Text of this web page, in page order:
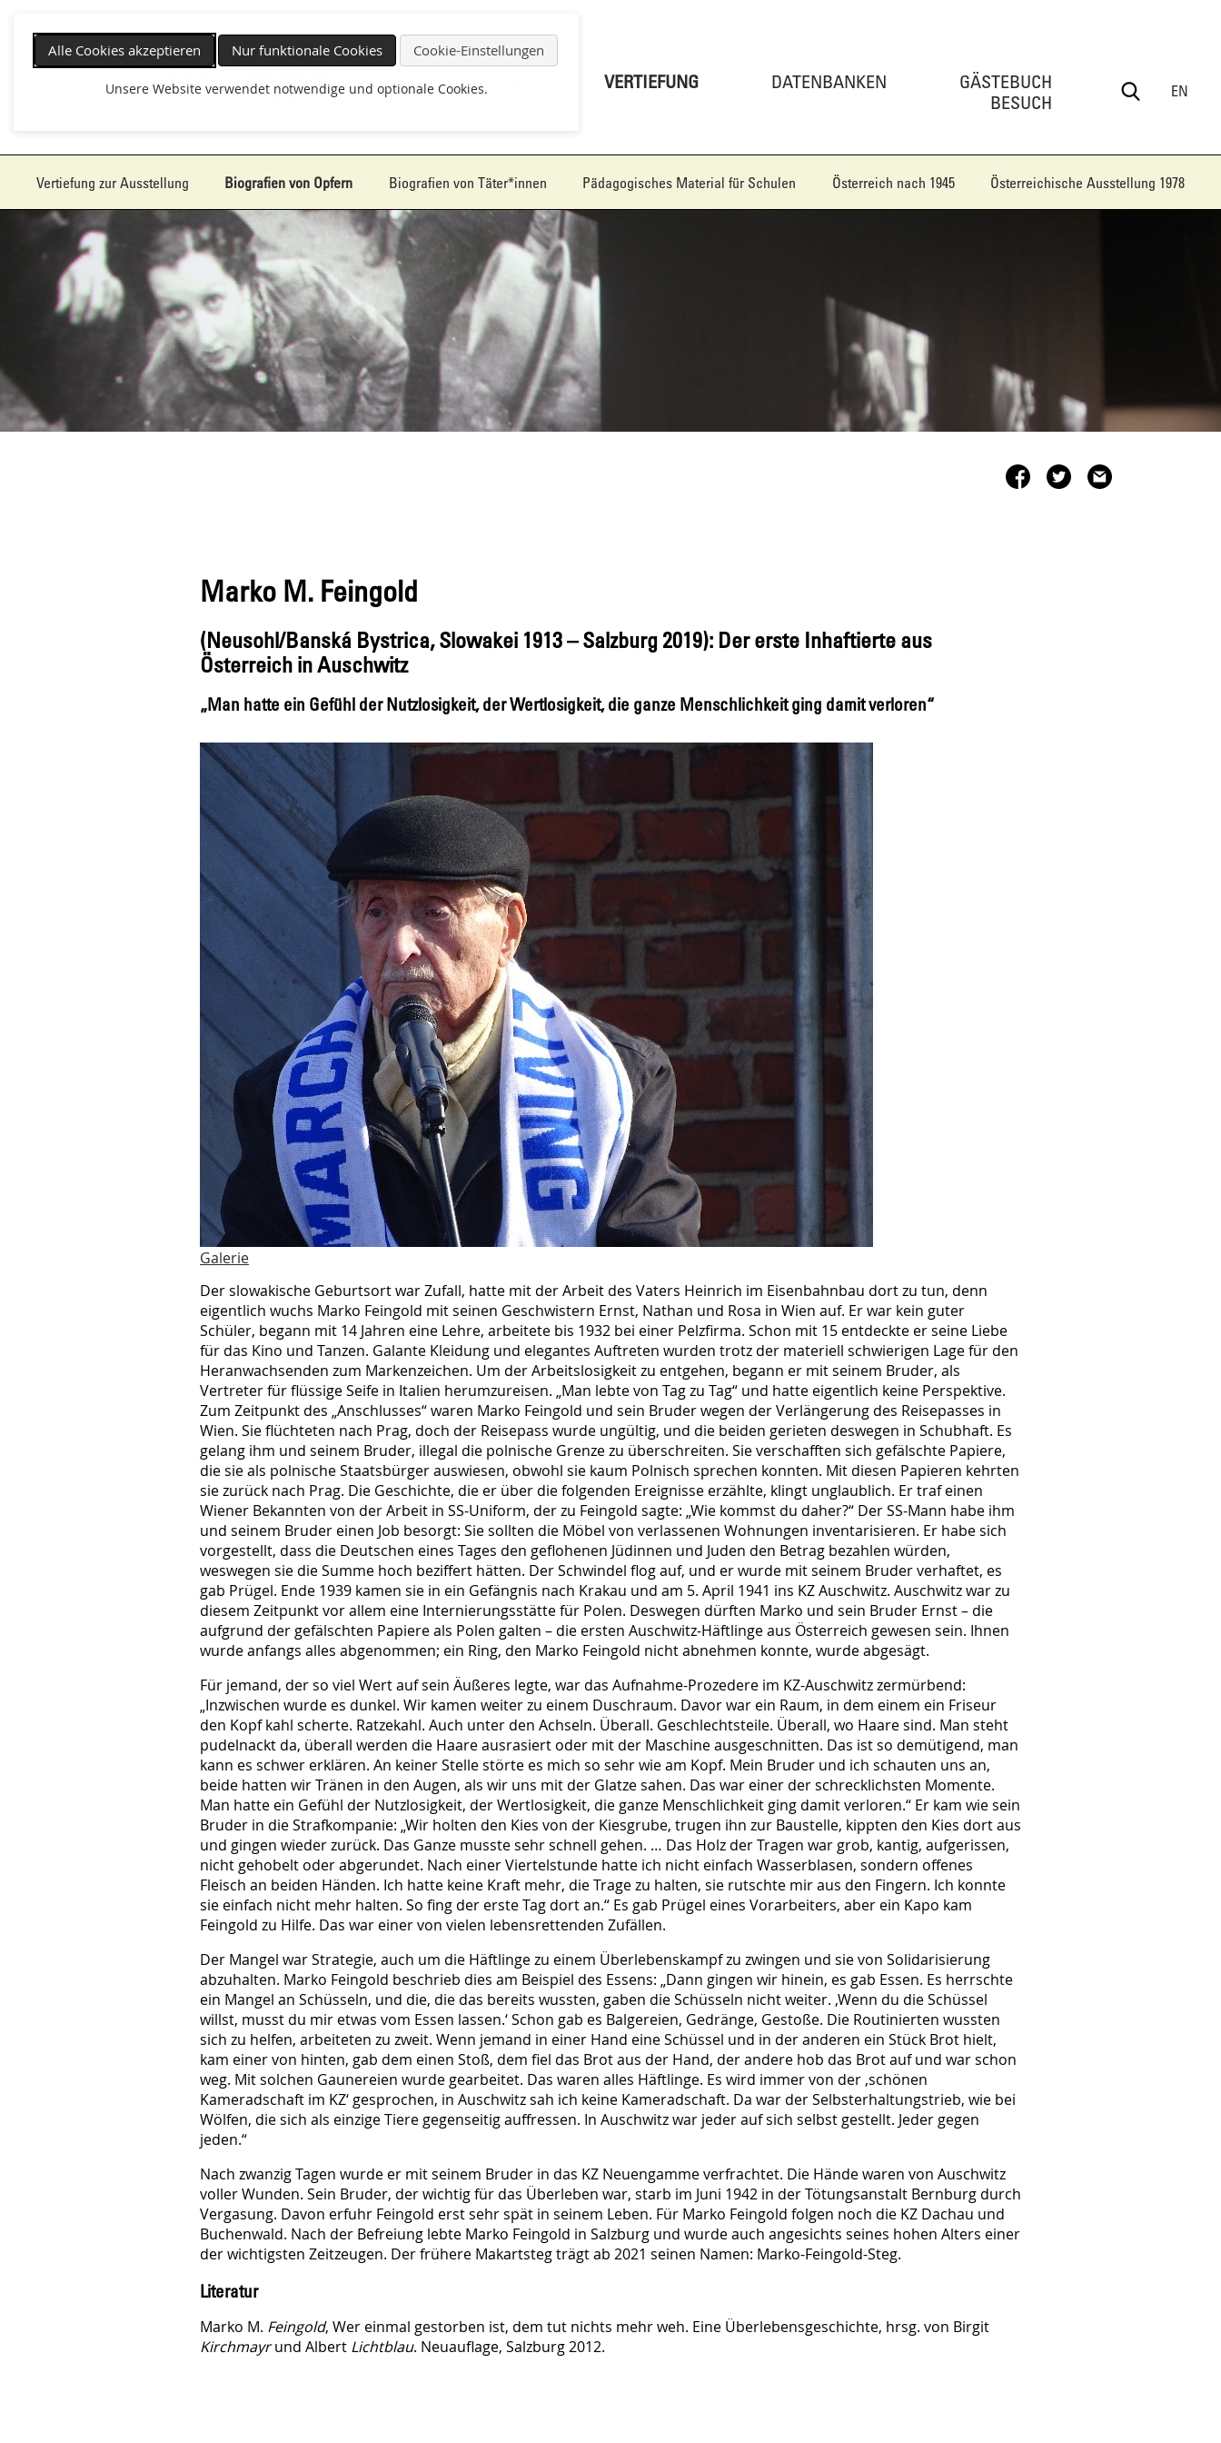
Alle Cookies akzeptieren Nur funktionale Cookies Cookie-Einstellungen
Unsere Website verwendet notwendige und optionale Cookies.
AUSSTELLUNG VERTIEFUNG
Vertiefung zur Ausstellung Biografien von Opfern Biografien von Täter*innen Pädagogisches Material für Schulen Österreich nach 1945 Österreichische Ausstellung 1978
DATENBANKEN
GÄSTEBUCH
BESUCH
EN
Marko M. Feingold
(Neusohl/Banská Bystrica, Slowakei 1913 – Salzburg 2019): Der erste Inhaftierte aus
Österreich in Auschwitz
„Man hatte ein Gefühl der Nutzlosigkeit, der Wertlosigkeit, die ganze Menschlichkeit ging damit verloren“
Galerie
Der slowakische Geburtsort war Zufall, hatte mit der Arbeit des Vaters Heinrich im Eisenbahnbau dort zu tun, denn
eigentlich wuchs Marko Feingold mit seinen Geschwistern Ernst, Nathan und Rosa in Wien auf. Er war kein guter
Schüler, begann mit 14 Jahren eine Lehre, arbeitete bis 1932 bei einer Pelzfirma. Schon mit 15 entdeckte er seine Liebe
für das Kino und Tanzen. Galante Kleidung und elegantes Auftreten wurden trotz der materiell schwierigen Lage für den
Heranwachsenden zum Markenzeichen. Um der Arbeitslosigkeit zu entgehen, begann er mit seinem Bruder, als
Vertreter für flüssige Seife in Italien herumzureisen. „Man lebte von Tag zu Tag“ und hatte eigentlich keine Perspektive.
Zum Zeitpunkt des „Anschlusses“ waren Marko Feingold und sein Bruder wegen der Verlängerung des Reisepasses in
Wien. Sie flüchteten nach Prag, doch der Reisepass wurde ungültig, und die beiden gerieten deswegen in Schubhaft. Es
gelang ihm und seinem Bruder, illegal die polnische Grenze zu überschreiten. Sie verschafften sich gefälschte Papiere,
die sie als polnische Staatsbürger auswiesen, obwohl sie kaum Polnisch sprechen konnten. Mit diesen Papieren kehrten
sie zurück nach Prag. Die Geschichte, die er über die folgenden Ereignisse erzählte, klingt unglaublich. Er traf einen
Wiener Bekannten von der Arbeit in SS-Uniform, der zu Feingold sagte: „Wie kommst du daher?“ Der SS-Mann habe ihm
und seinem Bruder einen Job besorgt: Sie sollten die Möbel von verlassenen Wohnungen inventarisieren. Er habe sich
vorgestellt, dass die Deutschen eines Tages den geflohenen Jüdinnen und Juden den Betrag bezahlen würden,
weswegen sie die Summe hoch beziffert hätten. Der Schwindel flog auf, und er wurde mit seinem Bruder verhaftet, es
gab Prügel. Ende 1939 kamen sie in ein Gefängnis nach Krakau und am 5. April 1941 ins KZ Auschwitz. Auschwitz war zu
diesem Zeitpunkt vor allem eine Internierungsstätte für Polen. Deswegen dürften Marko und sein Bruder Ernst – die
aufgrund der gefälschten Papiere als Polen galten – die ersten Auschwitz-Häftlinge aus Österreich gewesen sein. Ihnen
wurde anfangs alles abgenommen; ein Ring, den Marko Feingold nicht abnehmen konnte, wurde abgesägt.
Für jemand, der so viel Wert auf sein Äußeres legte, war das Aufnahme-Prozedere im KZ-Auschwitz zermürbend:
„Inzwischen wurde es dunkel. Wir kamen weiter zu einem Duschraum. Davor war ein Raum, in dem einem ein Friseur
den Kopf kahl scherte. Ratzekahl. Auch unter den Achseln. Überall. Geschlechtsteile. Überall, wo Haare sind. Man steht
pudelnackt da, überall werden die Haare ausrasiert oder mit der Maschine ausgeschnitten. Das ist so demütigend, man
kann es schwer erklären. An keiner Stelle störte es mich so sehr wie am Kopf. Mein Bruder und ich schauten uns an,
beide hatten wir Tränen in den Augen, als wir uns mit der Glatze sahen. Das war einer der schrecklichsten Momente.
Man hatte ein Gefühl der Nutzlosigkeit, der Wertlosigkeit, die ganze Menschlichkeit ging damit verloren.“ Er kam wie sein
Bruder in die Strafkompanie: „Wir holten den Kies von der Kiesgrube, trugen ihn zur Baustelle, kippten den Kies dort aus
und gingen wieder zurück. Das Ganze musste sehr schnell gehen. … Das Holz der Tragen war grob, kantig, aufgerissen,
nicht gehobelt oder abgerundet. Nach einer Viertelstunde hatte ich nicht einfach Wasserblasen, sondern offenes
Fleisch an beiden Händen. Ich hatte keine Kraft mehr, die Trage zu halten, sie rutschte mir aus den Fingern. Ich konnte
sie einfach nicht mehr halten. So fing der erste Tag dort an.“ Es gab Prügel eines Vorarbeiters, aber ein Kapo kam
Feingold zu Hilfe. Das war einer von vielen lebensrettenden Zufällen.
Der Mangel war Strategie, auch um die Häftlinge zu einem Überlebenskampf zu zwingen und sie von Solidarisierung
abzuhalten. Marko Feingold beschrieb dies am Beispiel des Essens: „Dann gingen wir hinein, es gab Essen. Es herrschte
ein Mangel an Schüsseln, und die, die das bereits wussten, gaben die Schüsseln nicht weiter. ‚Wenn du die Schüssel
willst, musst du mir etwas vom Essen lassen.‘ Schon gab es Balgereien, Gedränge, Gestoße. Die Routinierten wussten
sich zu helfen, arbeiteten zu zweit. Wenn jemand in einer Hand eine Schüssel und in der anderen ein Stück Brot hielt,
kam einer von hinten, gab dem einen Stoß, dem fiel das Brot aus der Hand, der andere hob das Brot auf und war schon
weg. Mit solchen Gaunereien wurde gearbeitet. Das waren alles Häftlinge. Es wird immer von der ‚schönen
Kameradschaft im KZ‘ gesprochen, in Auschwitz sah ich keine Kameradschaft. Da war der Selbsterhaltungstrieb, wie bei
Wölfen, die sich als einzige Tiere gegenseitig auffressen. In Auschwitz war jeder auf sich selbst gestellt. Jeder gegen
jeden.“
Nach zwanzig Tagen wurde er mit seinem Bruder in das KZ Neuengamme verfrachtet. Die Hände waren von Auschwitz
voller Wunden. Sein Bruder, der wichtig für das Überleben war, starb im Juni 1942 in der Tötungsanstalt Bernburg durch
Vergasung. Davon erfuhr Feingold erst sehr spät in seinem Leben. Für Marko Feingold folgen noch die KZ Dachau und
Buchenwald. Nach der Befreiung lebte Marko Feingold in Salzburg und wurde auch angesichts seines hohen Alters einer
der wichtigsten Zeitzeugen. Der frühere Makartsteg trägt ab 2021 seinen Namen: Marko-Feingold-Steg.
Literatur
Marko M. Feingold, Wer einmal gestorben ist, dem tut nichts mehr weh. Eine Überlebensgeschichte, hrsg. von Birgit
Kirchmayrund Albert Lichtblau. Neuauflage, Salzburg 2012.